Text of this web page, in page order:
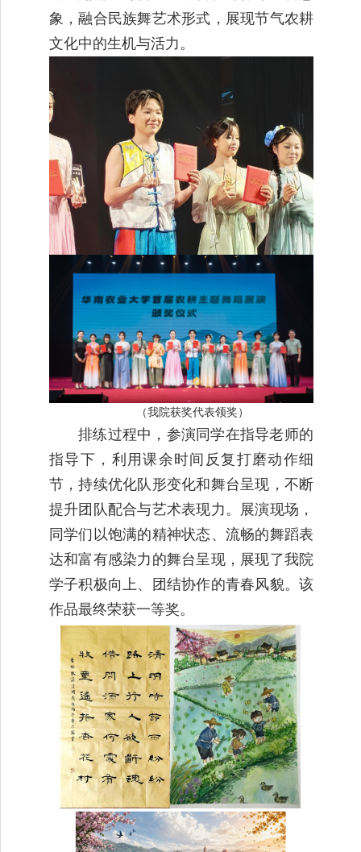
象，融合民族舞艺术形式，展现节气农耕
文化中的生机与活力。
（我院获奖代表领奖）
排练过程中，参演同学在指导老师的
指导下，利用课余时间反复打磨动作细
节，持续优化队形变化和舞台呈现，不断
提升团队配合与艺术表现力。展演现场，
同学们以饱满的精神状态、流畅的舞蹈表
达和富有感染力的舞台呈现，展现了我院
学子积极向上、团结协作的青春风貌。该
作品最终荣获一等奖。